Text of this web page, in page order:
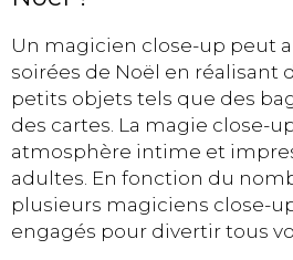
Un magicien close-up peut
soirées de Noël en réalisant
petits objets tels que des
des cartes. La magie close-
atmosphère intime et
adultes. En fonction du
plusieurs magiciens close-
engagés pour divertir tous